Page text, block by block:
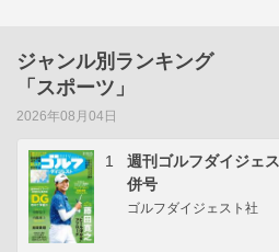
ジャンル別ランキング
「スポーツ」
2026年08月04日
1
週刊ゴルフダイジェ
併号
ゴルフダイジェスト社